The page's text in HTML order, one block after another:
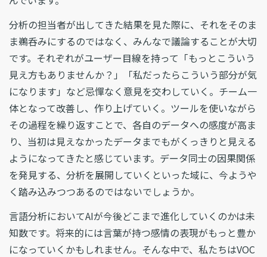
分析の担当者が出してきた結果を見た際に、それをそのま
ま鵜呑みにするのではなく、みんなで議論することが大切
です。それぞれがユーザー目線を持って「もっとこういう
見え方もありませんか？」「私だったらこういう部分が気
になります」など忌憚なく意見を交わしていく。チーム一
体となって改善し、作り上げていく。ツールを使いながら
その過程を繰り返すことで、各自のデータへの感度が高ま
り、当初は見えなかったデータまでもがくっきりと見える
ようになってきたと感じています。データ同士の因果関係
を発見する、分析を展開していくといった域に、今ようや
く踏み込みつつあるのではないでしょうか。
言語分析においてAIが今後どこまで進化していくのかは未
知数です。将来的には言葉が持つ感情の表現がもっと豊か
になっていくかもしれません。そんな中で、私たちはVOC